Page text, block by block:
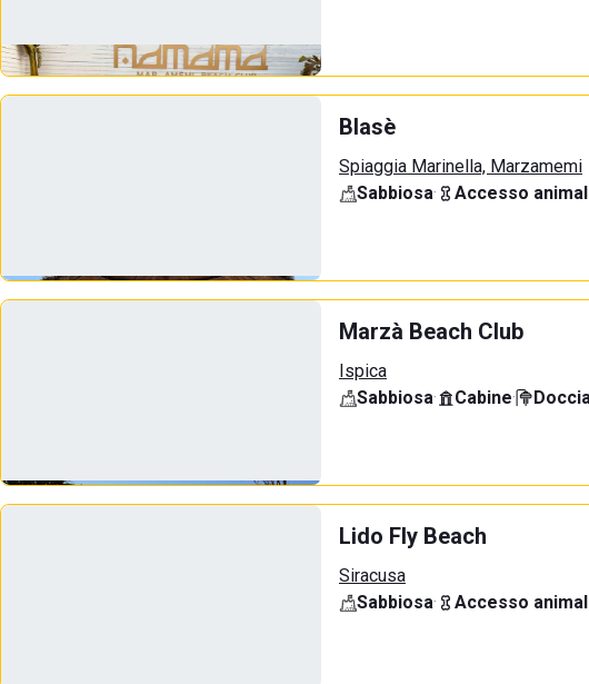
Blasè
Spiaggia Marinella, Marzamemi
Sabbiosa· Accesso
Marzà Beach Club
Ispica
Sabbiosa· Cabine·
Lido Fly Beach
Siracusa
Sabbiosa· Accesso